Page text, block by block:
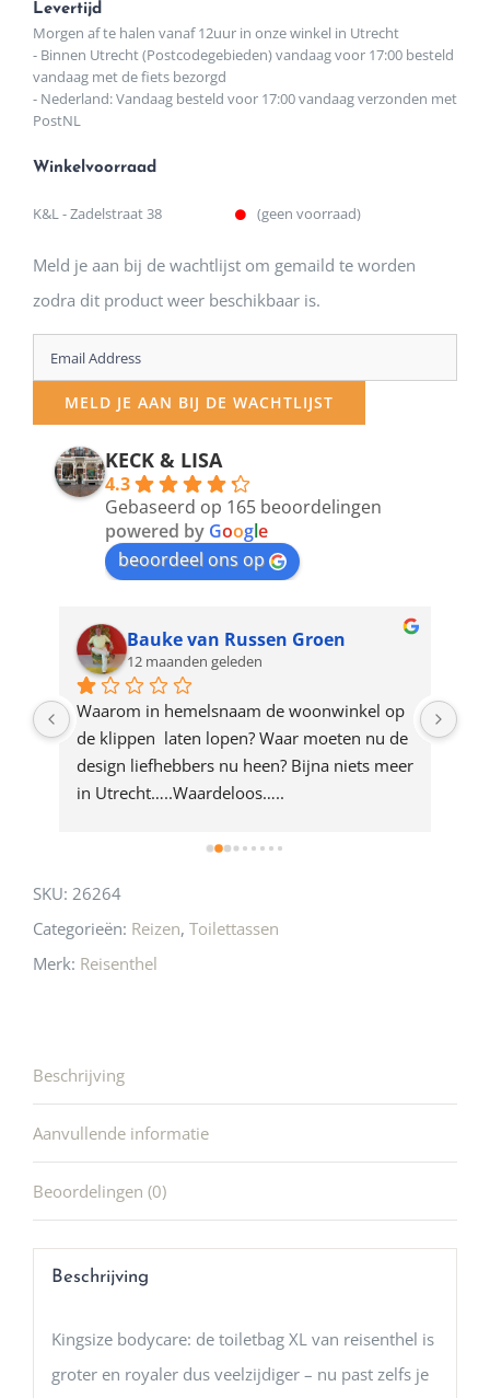
Levertijd
Morgen af te halen vanaf 12uur in onze winkel in Utrecht
- Binnen Utrecht (Postcodegebieden) vandaag voor 17:00 besteld
vandaag met de fiets bezorgd
- Nederland: Vandaag besteld voor 17:00 vandaag verzonden met
PostNL
Winkelvoorraad
K&L - Zadelstraat 38 (geen voorraad)
Meld je aan bij de wachtlijst om gemaild te worden
zodra dit product weer beschikbaar is.
Enter
your
email
address
product
MELD JE AAN BIJ DE WACHTLIJST
KECK & LISA
4.3
Gebaseerd op 165 beoordelingen
powered by Google
beoordeel ons op
Bauke van Russen Groen
12 maanden geleden
Waarom in hemelsnaam de woonwinkel op
de klippen  laten lopen? Waar moeten nu de
design liefhebbers nu heen? Bijna niets meer
in Utrecht…..Waardeloos…..
SKU: 26264
Categorieën: Reizen, Toilettassen
Merk: Reisenthel
Beschrijving
Aanvullende informatie
Beoordelingen (0)
Beschrijving
Kingsize bodycare: de toiletbag XL van reisenthel is
groter en royaler dus veelzijdiger – nu past zelfs je